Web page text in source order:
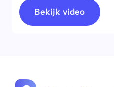
Bekijk video